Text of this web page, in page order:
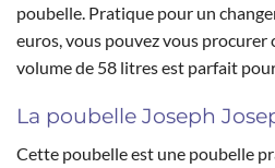
poubelle. Pratique pour un
euros, vous pouvez vous procurer
volume de 58 litres est parfait
La poubelle Joseph
Cette poubelle est une poubelle